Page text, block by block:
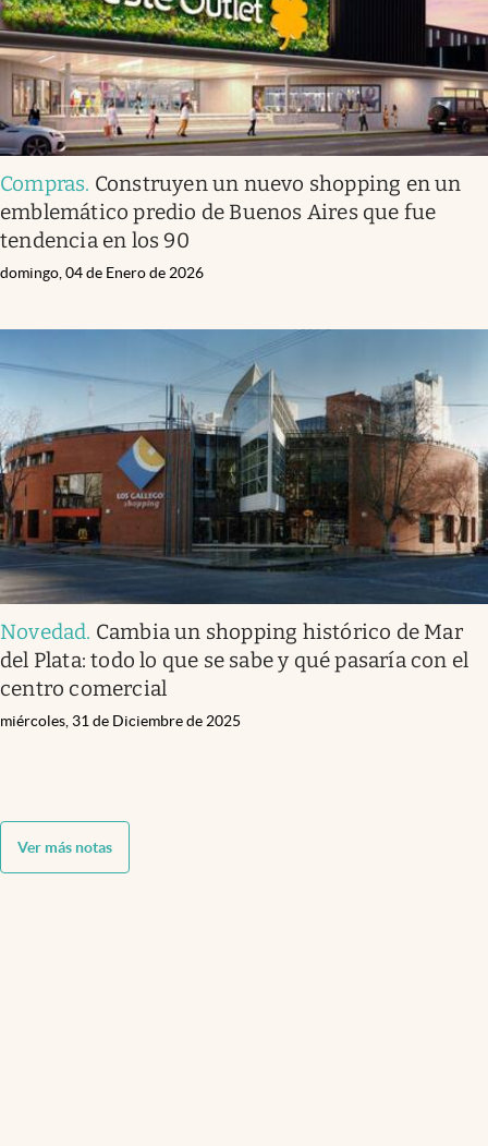
Compras. Construyen un nuevo shopping en un
emblemático predio de Buenos Aires que fue
tendencia en los 90
domingo, 04 de Enero de 2026
Novedad. Cambia un shopping histórico de Mar
del Plata: todo lo que se sabe y qué pasaría con el
centro comercial
miércoles, 31 de Diciembre de 2025
Ver más notas